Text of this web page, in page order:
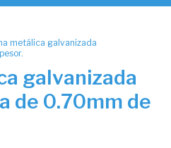
metálica galvanizada
galvanizada
de 0.70mm de